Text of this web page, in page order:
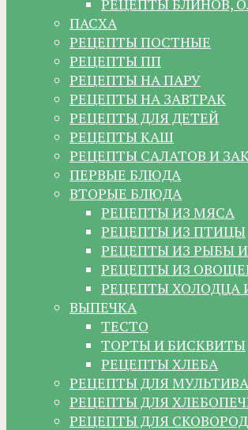
РЕЦЕПТЫ БЛИНОВ,
ПАСХА
РЕЦЕПТЫ ПОСТНЫЕ
РЕЦЕПТЫ ПП
РЕЦЕПТЫ НА ПАРУ
РЕЦЕПТЫ НА ЗАВТРАК
РЕЦЕПТЫ ДЛЯ ДЕТЕЙ
РЕЦЕПТЫ КАШ
РЕЦЕПТЫ САЛАТОВ И
ПЕРВЫЕ БЛЮДА
ВТОРЫЕ БЛЮДА
РЕЦЕПТЫ ИЗ МЯСА
РЕЦЕПТЫ ИЗ ПТИЦЫ
РЕЦЕПТЫ ИЗ РЫБЫ
РЕЦЕПТЫ ИЗ
РЕЦЕПТЫ ХОЛОДЦА
ВЫПЕЧКА
ТЕСТО
ТОРТЫ И БИСКВИТЫ
РЕЦЕПТЫ ХЛЕБА
РЕЦЕПТЫ ДЛЯ
РЕЦЕПТЫ ДЛЯ
РЕЦЕПТЫ ДЛЯ